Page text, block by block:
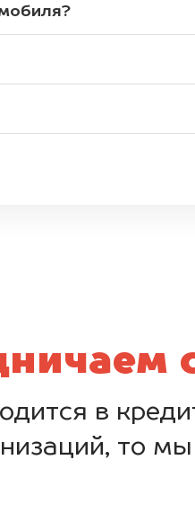
в
то